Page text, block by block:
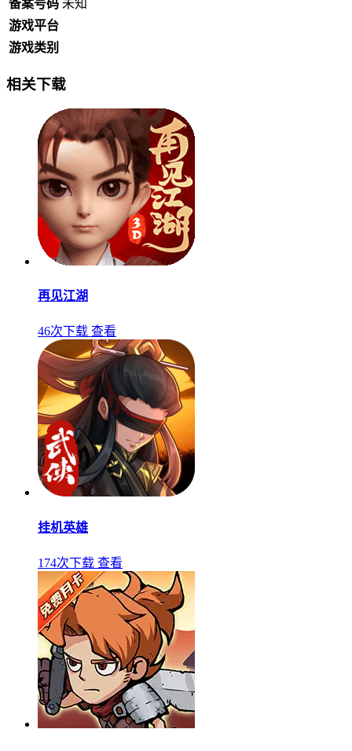
备案号码 未知
游戏平台
游戏类别
相关下载
再见江湖
46次下载 查看
挂机英雄
174次下载 查看